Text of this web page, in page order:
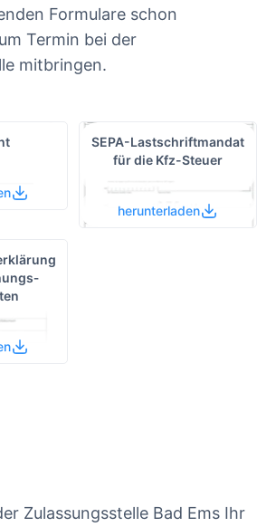
Formulare schon
Termin bei der
mitbringen.
SEPA-Lastschrift­mandat
für die Kfz-Steuer
herunterladen
Zulassungsstelle Bad Ems Ihr